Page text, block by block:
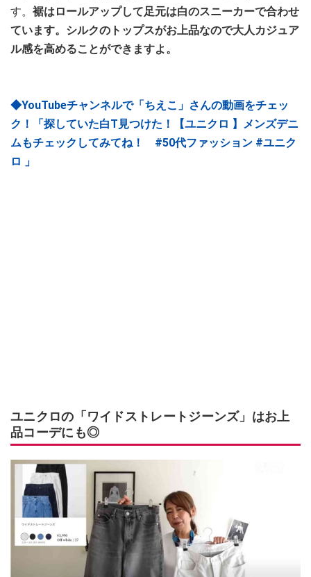
す。 裾はロールアップして足元は白のスニーカーで合わせ
ています。シルクのトップスがお上品なので大人カジュア
ル感を高めることができますよ。
◆YouTubeチャンネルで「ちえこ」さんの動画をチェッ
ク！「探していた白T見つけた！【ユニクロ 】メンズデニ
ムもチェックしてみてね！ #50代ファッション #ユニク
ロ 」
ユニクロの「ワイドストレートジーンズ」はお上
品コーデにも◎